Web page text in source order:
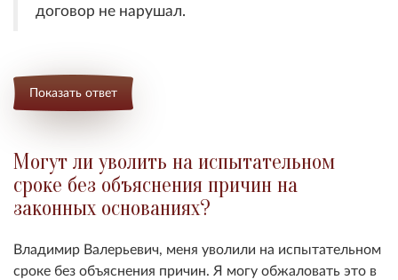
договор не нарушал.
Показать ответ
Могут ли уволить на испытательном
сроке без объяснения причин на
законных основаниях?
Владимир Валерьевич, меня уволили на испытательном
сроке без объяснения причин. Я могу обжаловать это в